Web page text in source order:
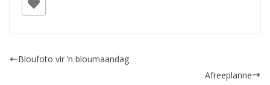
Bloufoto vir ‘n bloumaandag
Afreeplanne